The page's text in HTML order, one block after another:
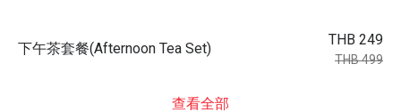
下午茶套餐(Afternoon Tea Set)
THB 249
THB 499
查看全部